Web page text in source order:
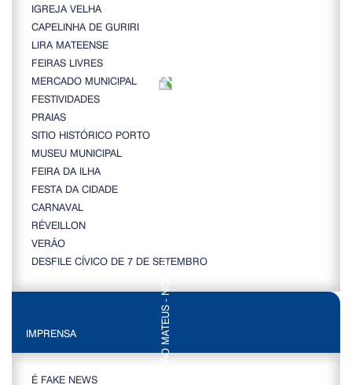
IGREJA VELHA
CAPELINHA DE GURIRI
LIRA MATEENSE
FEIRAS LIVRES
MERCADO MUNICIPAL
FESTIVIDADES
PRAIAS
SITIO HISTÓRICO PORTO
MUSEU MUNICIPAL
FEIRA DA ILHA
FESTA DA CIDADE
CARNAVAL
RÉVEILLON
VERÃO
DESFILE CÍVICO DE 7 DE SETEMBRO
IMPRENSA
É FAKE NEWS